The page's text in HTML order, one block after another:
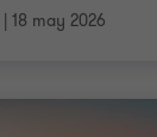
| 18 may 2026